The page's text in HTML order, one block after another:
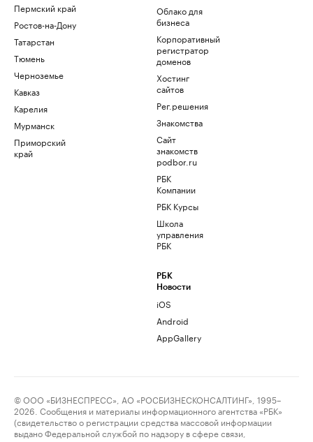
Пермский край
Ростов-на-Дону
Татарстан
Тюмень
Черноземье
Кавказ
Карелия
Мурманск
Приморский
край
Облако для
бизнеса
Корпоративный
регистратор
доменов
Хостинг
сайтов
Рег.решения
Знакомства
Сайт
знакомств
podbor.ru
РБК
Компании
РБК Курсы
Школа
управления
РБК
РБК
Новости
iOS
Android
AppGallery
© ООО «БИЗНЕСПРЕСС», АО «РОСБИЗНЕСКОНСАЛТИНГ», 1995–
2026. Сообщения и материалы информационного агентства «РБК»
(свидетельство о регистрации средства массовой информации
выдано Федеральной службой по надзору в сфере связи,